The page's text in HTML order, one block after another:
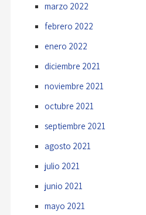
marzo 2022
febrero 2022
enero 2022
diciembre 2021
noviembre 2021
octubre 2021
septiembre 2021
agosto 2021
julio 2021
junio 2021
mayo 2021